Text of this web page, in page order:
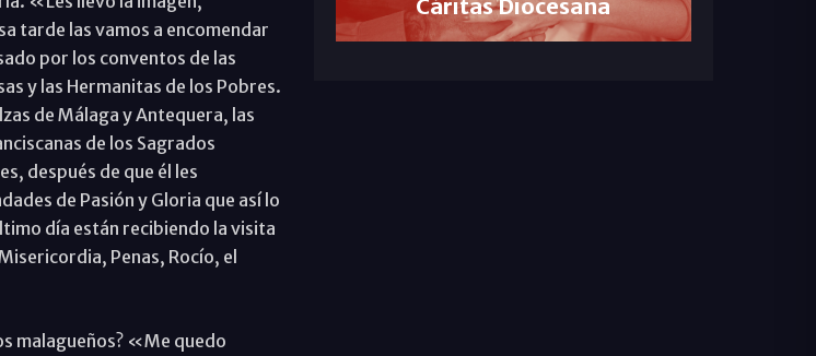
tarde las vamos a encomendar
por los conventos de las
y las Hermanitas de los Pobres.
de Málaga y Antequera, las
de los Sagrados
después de que él les
de Pasión y Gloria que así lo
día están recibiendo la visita
Penas, Rocío, el
malagueños? «Me quedo